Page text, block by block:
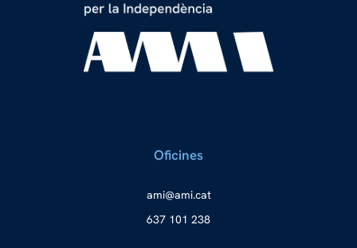
Oficines
tac.i
ma@im
a
637 101 238